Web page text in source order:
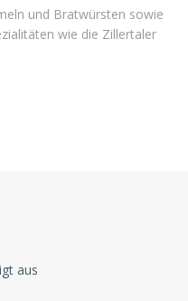
und Bratwürsten sowie
wie die Zillertaler
aus